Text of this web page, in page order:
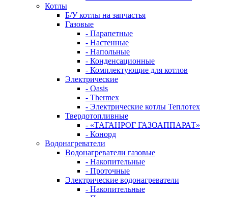
Котлы
Б/У котлы на запчастья
Газовые
- Парапетные
- Настенные
- Напольные
- Конденсационные
- Комплектующие для котлов
Электрические
- Oasis
- Thermex
- Электрические котлы Теплотех
Твердотопливные
- «ТАГАНРОГ ГАЗОАППАРАТ»
- Конорд
Водонагреватели
Водонагреватели газовые
- Накопительные
- Проточные
Электрические водонагреватели
- Накопительные